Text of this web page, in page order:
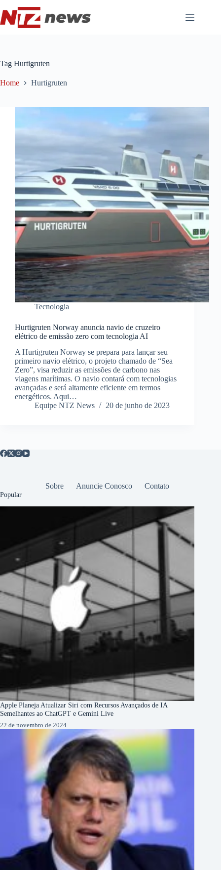
para
o
conteúdo
Tag Hurtigruten
Home Hurtigruten
Tecnologia
Hurtigruten Norway anuncia navio de cruzeiro
elétrico de emissão zero com tecnologia AI
A Hurtigruten Norway se prepara para lançar seu
primeiro navio elétrico, o projeto chamado de “Sea
Zero”, visa reduzir as emissões de carbono nas
viagens marítimas. O navio contará com tecnologias
avançadas e será altamente eficiente em termos
energéticos. Aqui…
Equipe NTZ News
20 de junho de 2023
Sobre Anuncie Conosco Contato
Popular
Apple Planeja Atualizar Siri com Recursos Avançados de IA
Semelhantes ao ChatGPT e Gemini Live
22 de novembro de 2024